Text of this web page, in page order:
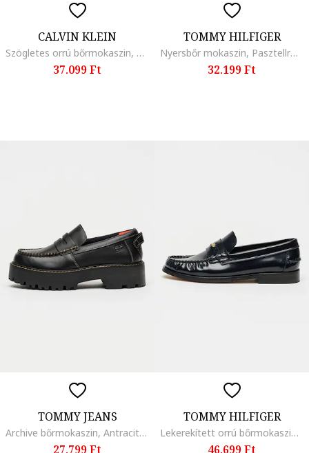
CALVIN KLEIN
Szögletes orrú bőrmokaszin, Fekete
37.099 Ft
TOMMY HILFIGER
Nyersbőr mokaszin, Pasztellrózsaszín
32.199 Ft
TOMMY JEANS
Archive bőrmokaszin, Antracitfekete
27.799 Ft
TOMMY HILFIGER
Lekerekített orrú bőrmokaszin, Fekete
46.699 Ft